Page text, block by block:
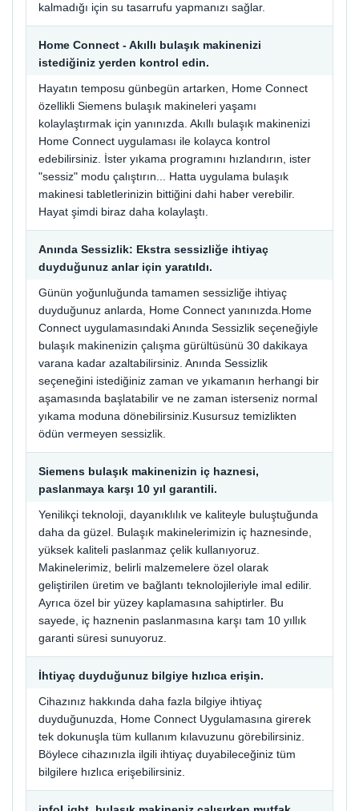
kalmadığı için su tasarrufu yapmanızı sağlar.
Home Connect - Akıllı bulaşık makinenizi
istediğiniz yerden kontrol edin.
Hayatın temposu günbegün artarken, Home Connect
özellikli Siemens bulaşık makineleri yaşamı
kolaylaştırmak için yanınızda. Akıllı bulaşık makinenizi
Home Connect uygulaması ile kolayca kontrol
edebilirsiniz. İster yıkama programını hızlandırın, ister
"sessiz" modu çalıştırın... Hatta uygulama bulaşık
makinesi tabletlerinizin bittiğini dahi haber verebilir.
Hayat şimdi biraz daha kolaylaştı.
Anında Sessizlik: Ekstra sessizliğe ihtiyaç
duyduğunuz anlar için yaratıldı.
Günün yoğunluğunda tamamen sessizliğe ihtiyaç
duyduğunuz anlarda, Home Connect yanınızda.Home
Connect uygulamasındaki Anında Sessizlik seçeneğiyle
bulaşık makinenizin çalışma gürültüsünü 30 dakikaya
varana kadar azaltabilirsiniz. Anında Sessizlik
seçeneğini istediğiniz zaman ve yıkamanın herhangi bir
aşamasında başlatabilir ve ne zaman isterseniz normal
yıkama moduna dönebilirsiniz.Kusursuz temizlikten
ödün vermeyen sessizlik.
Siemens bulaşık makinenizin iç haznesi,
paslanmaya karşı 10 yıl garantili.
Yenilikçi teknoloji, dayanıklılık ve kaliteyle buluştuğunda
daha da güzel. Bulaşık makinelerimizin iç haznesinde,
yüksek kaliteli paslanmaz çelik kullanıyoruz.
Makinelerimiz, belirli malzemelere özel olarak
geliştirilen üretim ve bağlantı teknolojileriyle imal edilir.
Ayrıca özel bir yüzey kaplamasına sahiptirler. Bu
sayede, iç haznenin paslanmasına karşı tam 10 yıllık
garanti süresi sunuyoruz.
İhtiyaç duyduğunuz bilgiye hızlıca erişin.
Cihazınız hakkında daha fazla bilgiye ihtiyaç
duyduğunuzda, Home Connect Uygulamasına girerek
tek dokunuşla tüm kullanım kılavuzunu görebilirsiniz.
Böylece cihazınızla ilgili ihtiyaç duyabileceğiniz tüm
bilgilere hızlıca erişebilirsiniz.